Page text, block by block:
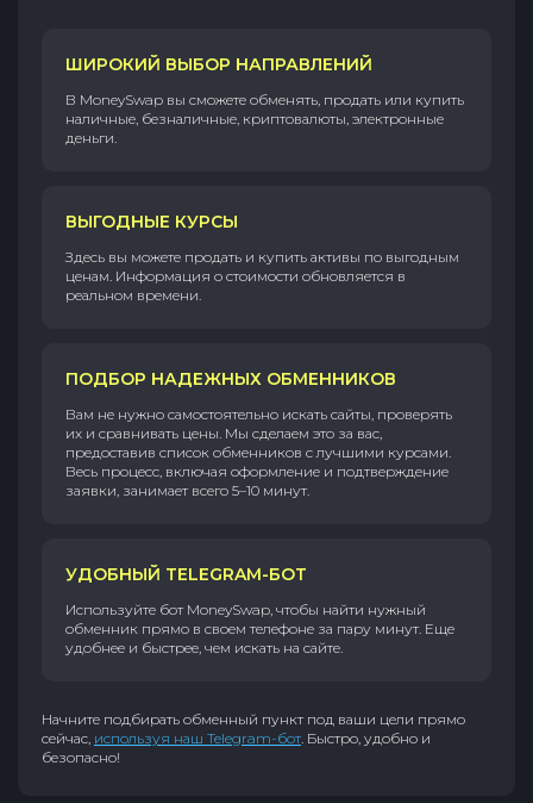
ШИРОКИЙ ВЫБОР НАПРАВЛЕНИЙ
В MoneySwap вы сможете обменять, продать или купить
наличные, безналичные, криптовалюты, электронные
деньги.
ВЫГОДНЫЕ КУРСЫ
Здесь вы можете продать и купить активы по выгодным
ценам. Информация о стоимости обновляется в
реальном времени.
ПОДБОР НАДЕЖНЫХ ОБМЕННИКОВ
Вам не нужно самостоятельно искать сайты, проверять
их и сравнивать цены. Мы сделаем это за вас,
предоставив список обменников с лучшими курсами.
Весь процесс, включая оформление и подтверждение
заявки, занимает всего 5–10 минут.
УДОБНЫЙ TELEGRAM-БОТ
Используйте бот MoneySwap, чтобы найти нужный
обменник прямо в своем телефоне за пару минут. Еще
удобнее и быстрее, чем искать на сайте.
Начните подбирать обменный пункт под ваши цели прямо
сейчас, используя наш Telegram-бот. Быстро, удобно и
безопасно!